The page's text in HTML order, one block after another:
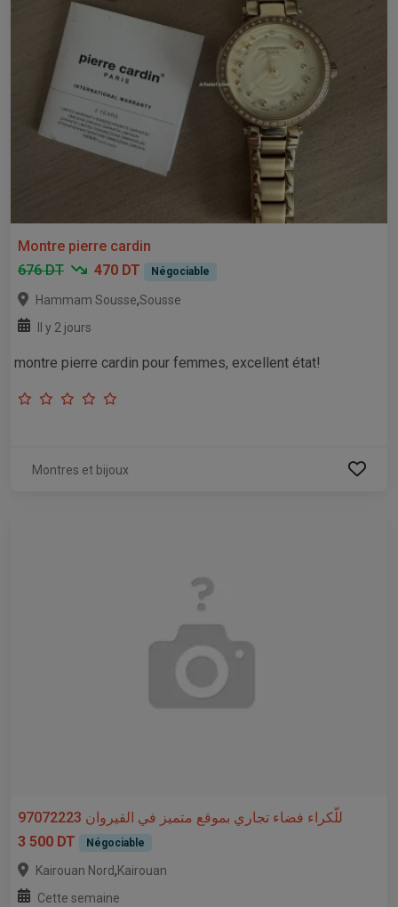
Montre pierre cardin
676 DT
470 DT Négociable
Hammam Sousse,Sousse
Il y 2 jours
montre pierre cardin pour femmes, excellent état!
Montres et bijoux
للّكراء فضاء تجاري بموقع متميز في القيروان 97072223
3 500 DT
Négociable
Kairouan Nord,Kairouan
Cette semaine